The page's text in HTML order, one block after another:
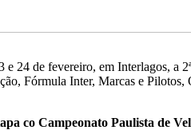
e 24 de fevereiro, em Interlagos, a
Fórmula Inter, Marcas e
co Campeonato Paulista de